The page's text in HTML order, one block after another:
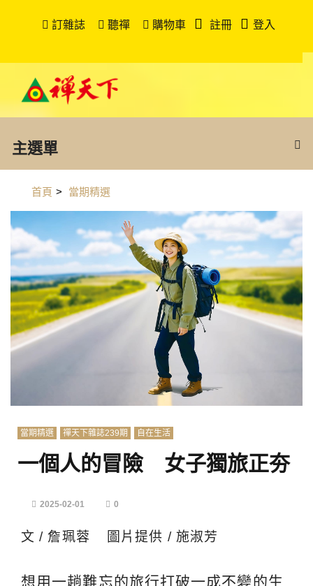
訂雜誌 聽禪 購物車 註冊 登入
主選單
首頁 > 當期精選
當期精選 禪天下雜誌239期 自在生活
一個人的冒險 女子獨旅正夯
2025-02-01 0
文 / 詹珮蓉 圖片提供 / 施淑芳
想用一趟難忘的旅行打破一成不變的生